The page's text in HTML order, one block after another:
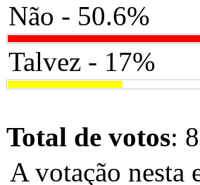
Não - 50.6%
Talvez - 17%
Total de votos:
A votação nesta